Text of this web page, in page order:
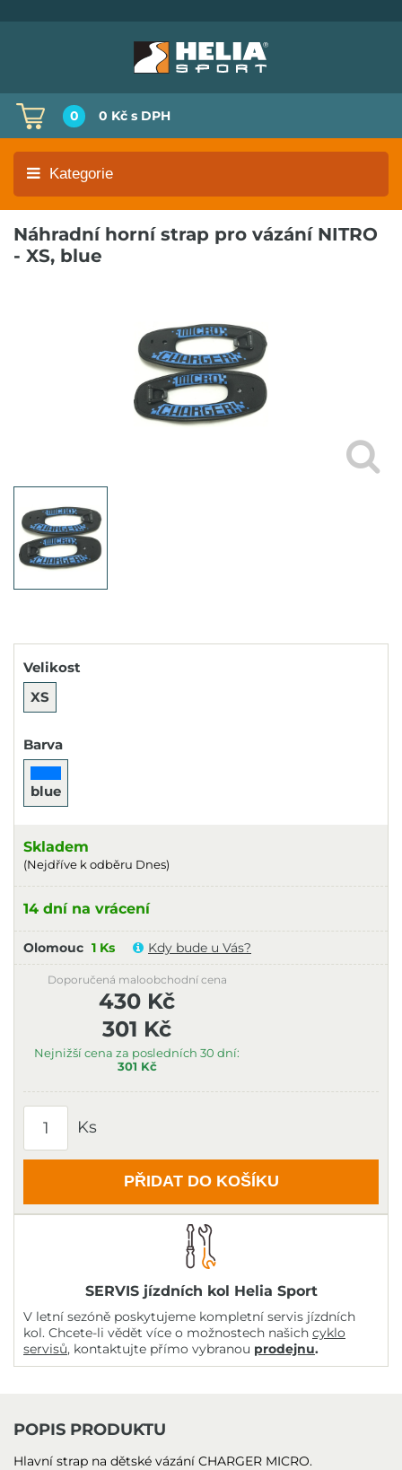
0 0 Kč s DPH
Kategorie
Náhradní horní strap pro vázání NITRO
- XS, blue
Velikost
XS
Barva
blue
Skladem
(Nejdříve k odběru Dnes)
14 dní na vrácení
Olomouc 1 Ks Kdy bude u Vás?
301 Kč
Nejnižší cena za posledních 30 dní:
301 Kč
Doporučená maloobchodní cena
430 Kč
Ks
PŘIDAT DO KOŠÍKU
SERVIS jízdních kol Helia Sport
V letní sezóně poskytujeme kompletní servis jízdních
kol. Chcete-li vědět více o možnostech našich cyklo
servisů, kontaktujte přímo vybranou prodejnu.
POPIS PRODUKTU
Hlavní strap na dětské vázání CHARGER MICRO.